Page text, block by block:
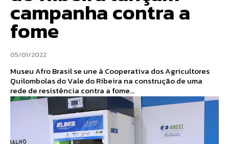
campanha contra a
fome
05/01/2022
Museu Afro Brasil se une à Cooperativa dos Agricultores
Quilombolas do Vale do Ribeira na construção de uma
rede de resistência contra a fome...